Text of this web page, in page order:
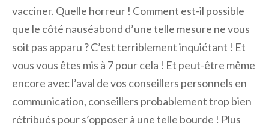
vacciner. Quelle horreur ! Comment est-il possible
que le côté nauséabond d’une telle mesure ne vous
soit pas apparu ? C’est terriblement inquiétant ! Et
vous vous êtes mis à 7 pour cela ! Et peut-être même
encore avec l’aval de vos conseillers personnels en
communication, conseillers probablement trop bien
rétribués pour s’opposer à une telle bourde ! Plus